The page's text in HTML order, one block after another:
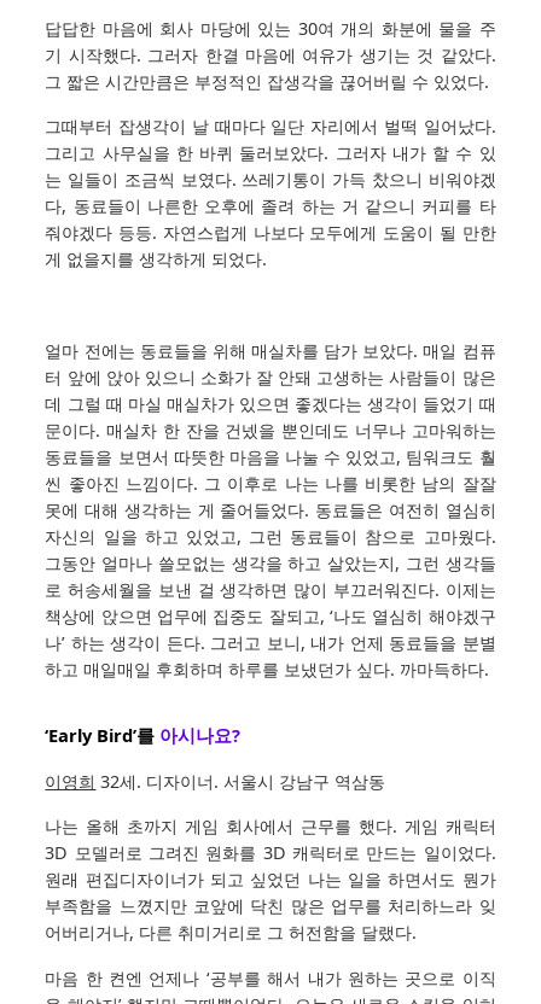
답답한 마음에 회사 마당에 있는 30여 개의 화분에 물을 주
기 시작했다. 그러자 한결 마음에 여유가 생기는 것 같았다.
그 짧은 시간만큼은 부정적인 잡생각을 끊어버릴 수 있었다.
그때부터 잡생각이 날 때마다 일단 자리에서 벌떡 일어났다.
그리고 사무실을 한 바퀴 둘러보았다. 그러자 내가 할 수 있
는 일들이 조금씩 보였다. 쓰레기통이 가득 찼으니 비워야겠
다, 동료들이 나른한 오후에 졸려 하는 거 같으니 커피를 타
줘야겠다 등등. 자연스럽게 나보다 모두에게 도움이 될 만한
게 없을지를 생각하게 되었다.
얼마 전에는 동료들을 위해 매실차를 담가 보았다. 매일 컴퓨
터 앞에 앉아 있으니 소화가 잘 안돼 고생하는 사람들이 많은
데 그럴 때 마실 매실차가 있으면 좋겠다는 생각이 들었기 때
문이다. 매실차 한 잔을 건넸을 뿐인데도 너무나 고마워하는
동료들을 보면서 따뜻한 마음을 나눌 수 있었고, 팀워크도 훨
씬 좋아진 느낌이다. 그 이후로 나는 나를 비롯한 남의 잘잘
못에 대해 생각하는 게 줄어들었다. 동료들은 여전히 열심히
자신의 일을 하고 있었고, 그런 동료들이 참으로 고마웠다.
그동안 얼마나 쓸모없는 생각을 하고 살았는지, 그런 생각들
로 허송세월을 보낸 걸 생각하면 많이 부끄러워진다. 이제는
책상에 앉으면 업무에 집중도 잘되고, ‘나도 열심히 해야겠구
나’ 하는 생각이 든다. 그러고 보니, 내가 언제 동료들을 분별
하고 매일매일 후회하며 하루를 보냈던가 싶다. 까마득하다.
‘Early Bird’를 아시나요?
이영희 32세. 디자이너. 서울시 강남구 역삼동
나는 올해 초까지 게임 회사에서 근무를 했다. 게임 캐릭터
3D 모델러로 그려진 원화를 3D 캐릭터로 만드는 일이었다.
원래 편집디자이너가 되고 싶었던 나는 일을 하면서도 뭔가
부족함을 느꼈지만 코앞에 닥친 많은 업무를 처리하느라 잊
어버리거나, 다른 취미거리로 그 허전함을 달랬다.
마음 한 켠엔 언제나 ‘공부를 해서 내가 원하는 곳으로 이직